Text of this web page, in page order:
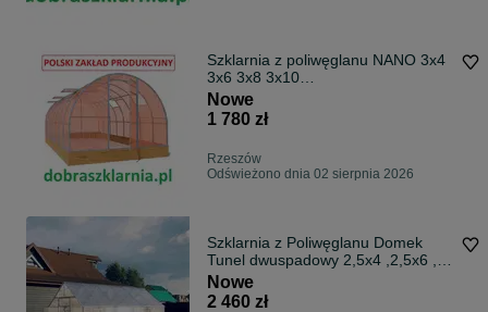
Szklarnia z poliwęglanu NANO 3x4
3x6 3x8 3x10
PRODUCENT+DOSTAWA
Nowe
1 780 zł
Rzeszów
Odświeżono dnia 02 sierpnia 2026
Szklarnia z Poliwęglanu Domek
Tunel dwuspadowy 2,5x4 ,2,5x6 ,
3x4, 3x6
Nowe
2 460 zł